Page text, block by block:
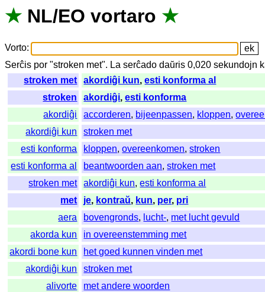
★ NL/EO vortaro ★
Vorto:
Serĉis por "stroken met". La serĉado daŭris 0,020sekundojn
stroken met
akordiĝi kun,esti konforma al
stroken
akordiĝi,esti konforma
akordiĝi
accorderen, bijeenpassen, kloppen,
akordiĝi kun
stroken met
esti konforma
kloppen,overeenkomen,stroken
esti konforma al
beantwoorden aan,stroken met
stroken met
akordiĝi kun,esti konforma al
met
je, kontraŭ, kun, per, pri
aera
bovengronds, lucht-, met lucht gevuld
akorda kun
in overeenstemming met
akordi bone kun
het goed kunnen vinden met
akordiĝi kun
stroken met
alivorte
met andere woorden